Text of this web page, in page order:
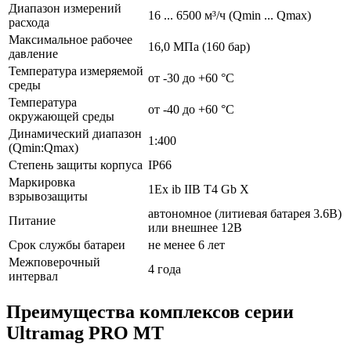
Диапазон измерений
расхода
16 ... 6500 м³/ч (Qmin ... Qmax)
Максимальное рабочее
давление
16,0 МПа (160 бар)
Температура измеряемой
среды
от -30 до +60 °С
Температура
окружающей среды
от -40 до +60 °С
Динамический диапазон
(Qmin:Qmax)
1:400
Степень защиты корпуса IP66
Маркировка
взрывозащиты
1Ex ib IIB T4 Gb X
Питание
автономное (литиевая батарея 3.6В)
или внешнее 12В
Срок службы батареи
не менее 6 лет
Межповерочный
интервал
4 года
Преимущества комплексов серии
Ultramag PRO MT